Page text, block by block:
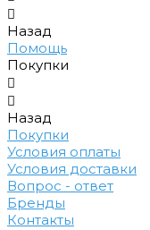
Назад
Помощь
Покупки
Назад
Покупки
Условия оплаты
Условия доставки
Вопрос - ответ
Бренды
Контакты